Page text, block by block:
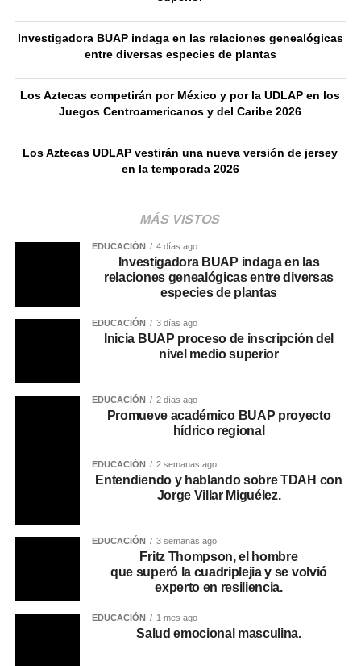
Investigadora BUAP indaga en las relaciones genealógicas
entre diversas especies de plantas
Los Aztecas competirán por México y por la UDLAP en los
Juegos Centroamericanos y del Caribe 2026
Los Aztecas UDLAP vestirán una nueva versión de jersey
en la temporada 2026
MÁS VISTOS
EDUCACIÓN 4 días ago
Investigadora BUAP indaga en las
relaciones genealógicas entre diversas
especies de plantas
EDUCACIÓN 3 días ago
Inicia BUAP proceso de inscripción del
nivel medio superior
EDUCACIÓN 2 días ago
Promueve académico BUAP proyecto
hídrico regional
EDUCACIÓN 2 semanas ago
Entendiendo y hablando sobre TDAH con
Jorge Villar Miguélez.
EDUCACIÓN 3 semanas ago
Fritz Thompson, el hombre
que superó la cuadriplejia y se volvió
experto en resiliencia.
EDUCACIÓN 1 mes ago
Salud emocional masculina.